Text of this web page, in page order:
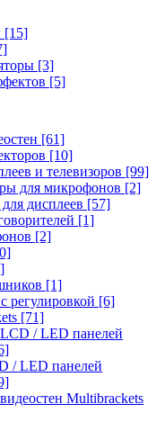
[15]
[3]
[5]
[61]
[10]
и телевизоров [99]
для микрофонов [2]
дисплеев [57]
[1]
[2]
[1]
регулировкой [6]
[71]
/ LED панелей
/ LED панелей
Multibrackets